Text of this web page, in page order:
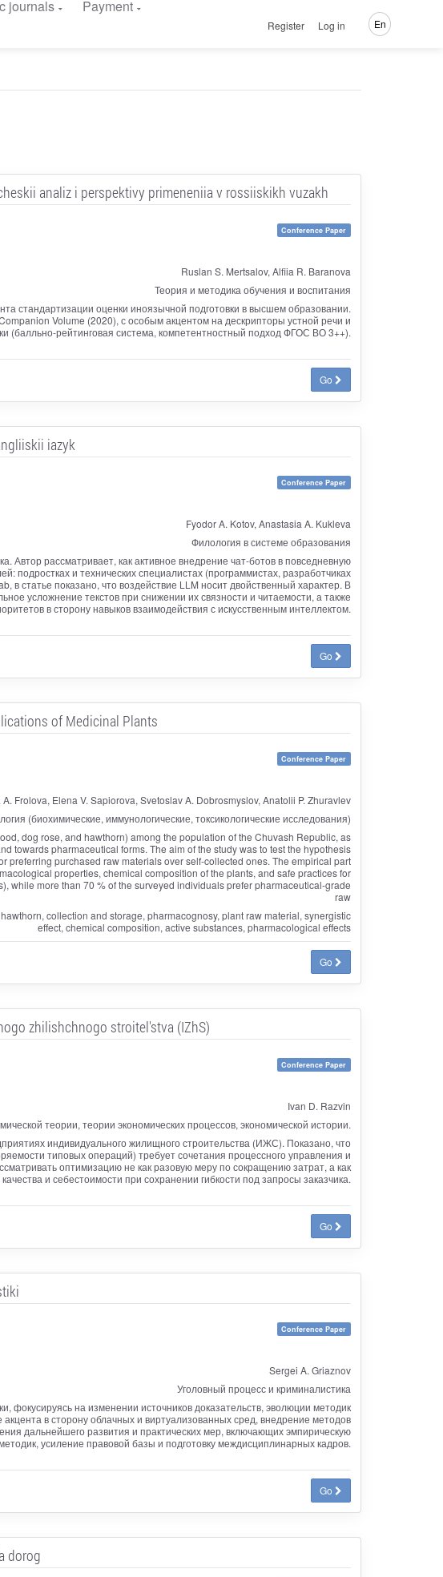
journals
Payment
Register Log in En
analiz i perspektivy primeneniia v rossiiskikh vuzakh
Conference Paper
Ruslan S. Mertsalov, Alfiia R. Baranova
Теория и методика обучения и воспитания
стандартизации оценки иноязычной подготовки в высшем образовании.
Volume (2020), с особым акцентом на дескрипторы устной речи и
(балльно-рейтинговая система, компетентностный подход ФГОС ВО 3++).
Go
iazyk
Conference Paper
Fyodor A. Kotov, Anastasia A. Kukleva
Филология в системе образования
рассматривает, как активное внедрение чат-ботов в повседневную
подростках и технических специалистах (программистах, разработчиках
показано, что воздействие LLM носит двойственный характер. В
усложнение текстов при снижении их связности и читаемости, а также
в сторону навыков взаимодействия с искусственным интеллектом.
Go
of Medicinal Plants
Conference Paper
Frolova, Elena V. Sapiorova, Svetoslav A. Dobrosmyslov, Anatolii P. Zhuravlev
(биохимические, иммунологические, токсикологические исследования)
dog rose, and hawthorn) among the population of the Chuvash Republic, as
towards pharmaceutical forms. The aim of the study was to test the hypothesis
purchased raw materials over self‑collected ones. The empirical part
properties, chemical composition of the plants, and safe practices for
while more than 70 % of the surveyed individuals prefer pharmaceutical‑grade
raw
collection and storage, pharmacognosy, plant raw material, synergistic
effect, chemical composition, active substances, pharmacological effects
Go
zhilishchnogo stroitel'stva (IZhS)
Conference Paper
Ivan D. Razvin
теории, теории экономических процессов, экономической истории.
индивидуального жилищного строительства (ИЖС). Показано, что
типовых операций) требует сочетания процессного управления и
оптимизацию не как разовую меру по сокращению затрат, а как
и себестоимости при сохранении гибкости под запросы заказчика.
Go
Conference Paper
Sergei A. Griaznov
Уголовный процесс и криминалистика
на изменении источников доказательств, эволюции методик
в сторону облачных и виртуализованных сред, внедрение методов
дальнейшего развития и практических мер, включающих эмпирическую
усиление правовой базы и подготовку междисциплинарных кадров.
Go
dorog